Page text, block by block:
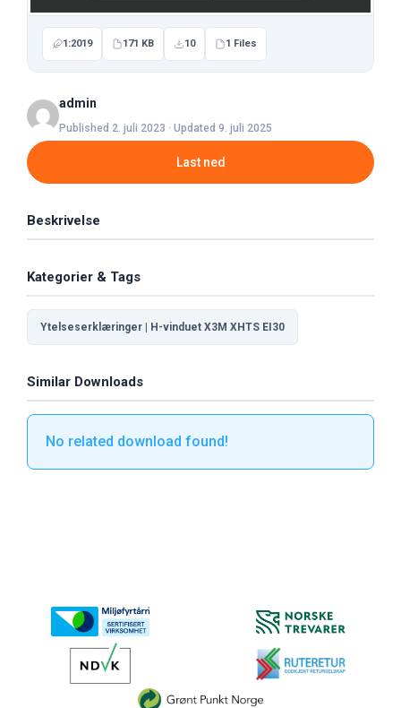
1:2019 171 KB 10 1 Files
admin
Published 2. juli 2023 · Updated 9. juli 2025
Last ned
Beskrivelse
Kategorier & Tags
Ytelseserklæringer | H-vinduet X3M XHTS EI30
Similar Downloads
No related download found!